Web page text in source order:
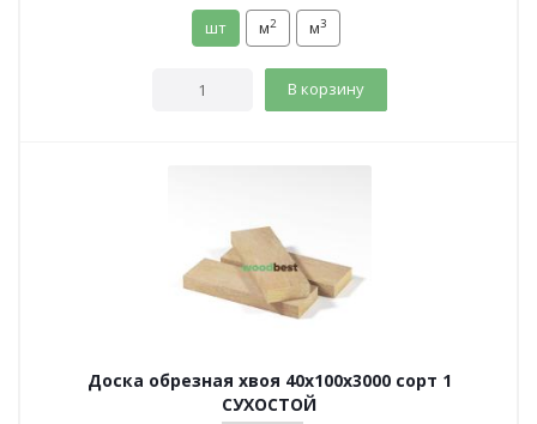
шт м2 м3
В корзину
Доска обрезная хвоя 40х100х3000 сорт 1
СУХОСТОЙ